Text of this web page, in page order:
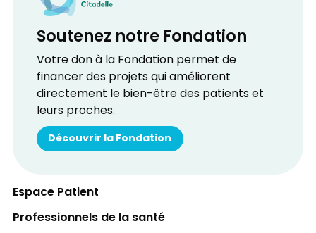
Soutenez notre Fondation
Votre don à la Fondation permet de
financer des projets qui améliorent
directement le bien-être des patients et
leurs proches.
Découvrir la Fondation
Espace Patient
Professionnels de la santé